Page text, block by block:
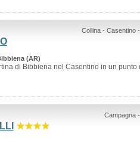
Collina - Casentino
(AR)
di Bibbiena nel Casentino in un punto
Campagna
★★★★